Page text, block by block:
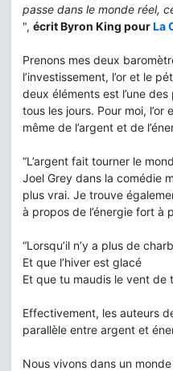
passe dans le monde réel,
", écrit Byron King pourLa
Prenons mes deux
l’investissement, l’or et le
deux éléments est l’une
tous les jours. Pour moi, l’or
même de l’argent et de
“L’argent fait tourner le
Joel Grey dans la comédie
plus vrai. Je trouve
à propos de l’énergie fort à
“Lorsqu’il n’y a plus de
Et que l’hiver est glacé
Et que tu maudis le vent de
Effectivement, les auteurs
parallèle entre argent et
Nous vivons dans un